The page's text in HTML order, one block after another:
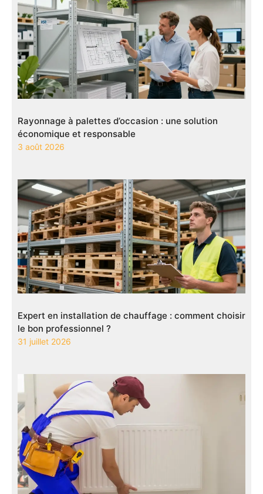
Rayonnage à palettes d’occasion : une solution
économique et responsable
3 août 2026
Expert en installation de chauffage : comment choisir
le bon professionnel ?
31 juillet 2026